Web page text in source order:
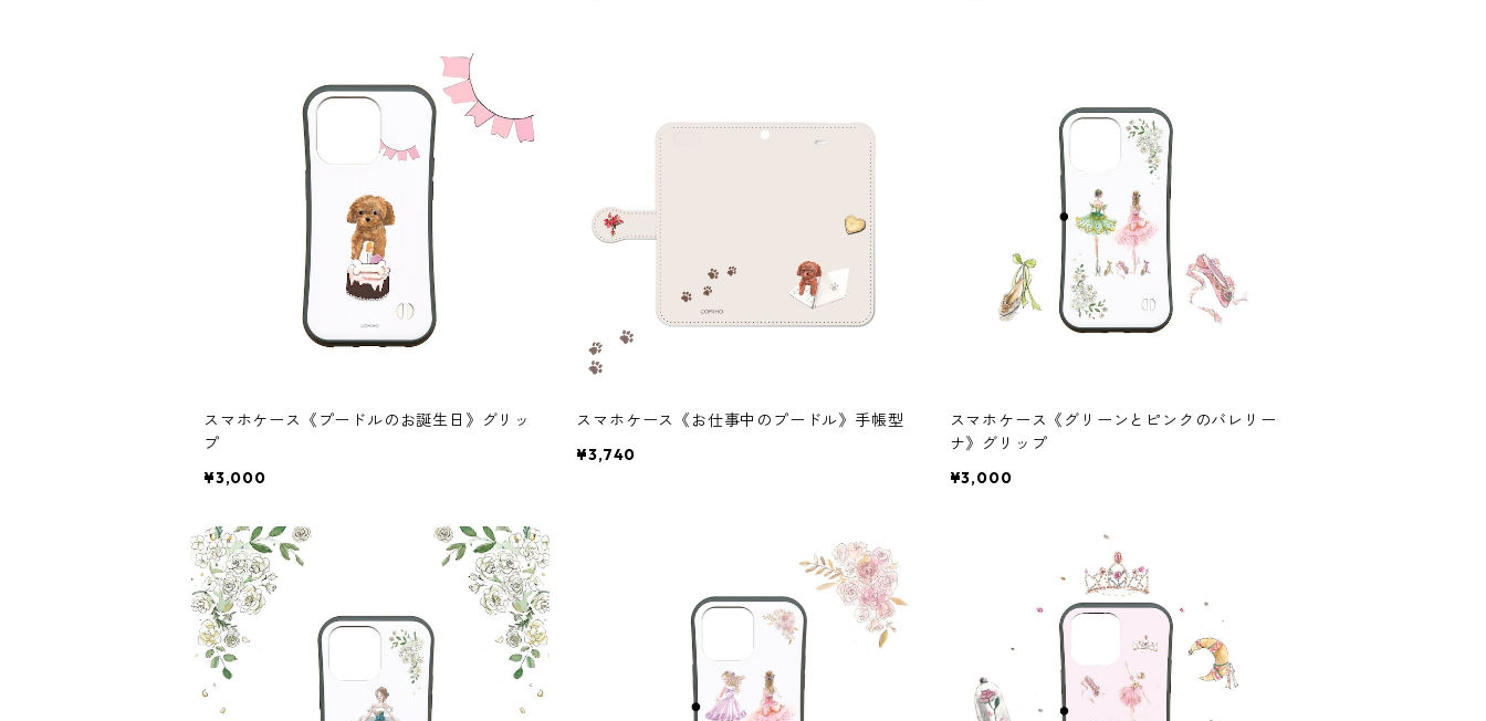
スマホケース《プードルのお誕生日》グリッ
プ
¥3,000
スマホケース《お仕事中のプードル》手帳型
¥3,740
スマホケース《グリーンとピンクのバレリー
ナ》グリップ
¥3,000